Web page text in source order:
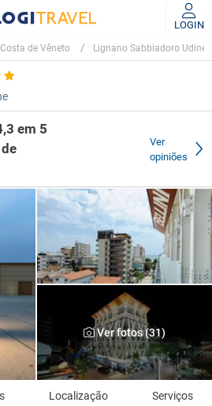
LOGIN
Costa de Vêneto Lignano Sabbiadoro Udine
Ver
opiniões
Ver fotos (31)
Localização Serviços